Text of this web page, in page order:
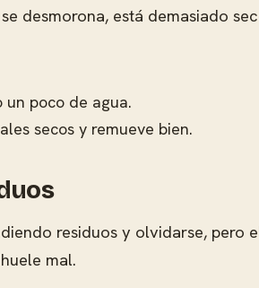
desmorona, está demasiado
un poco de agua.
secos y remueve bien.
residuos y olvidarse,
mal.